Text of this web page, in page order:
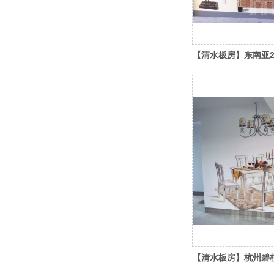
【清水板房】东南亚2
【清水板房】杭州碧